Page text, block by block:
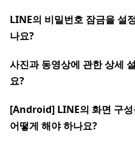
LINE의 비밀번호 잠금을 설
나요?
사진과 동영상에 관한 상세
요?
[Android] LINE의 화면 구성
어떻게 해야 하나요?